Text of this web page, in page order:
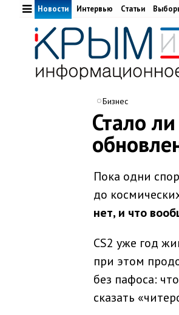
Новости Интервью Статьи
Бизнес
Стало
Пока одни
до
нет, и что
CS2 уже год
при этом
без пафоса:
сказать